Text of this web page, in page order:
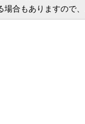
合もありますので、